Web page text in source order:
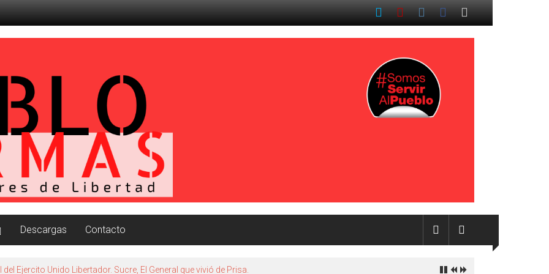
Descargas Contacto
del Ejercito Unido Libertador. Sucre, El General que vivió de Prisa.